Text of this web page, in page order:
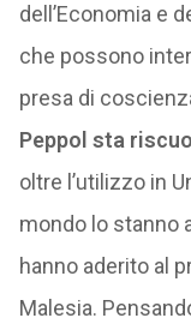
dell’Economia e
che possono
presa di
Peppol sta
oltre l’utilizzo in
mondo lo stanno
hanno aderito al
Malesia.